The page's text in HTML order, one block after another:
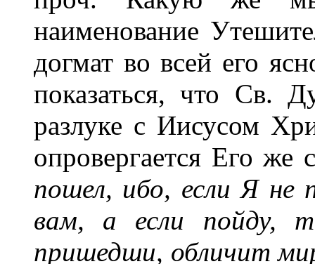
наименование
догмат во всей его
показаться, что Св.
разлуке с Иисусом
опровергается Его же
пошел, ибо, если Я не
вам, а если
пришедши, обличит